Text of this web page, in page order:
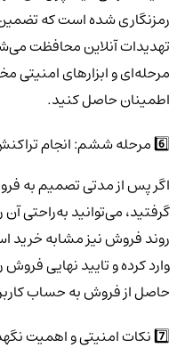
رمزنگاری شده است که تضمین
تهدیدات آنلاین محافظت
مرحله‌ای و ابزارهای امنیتی
اطمینان حاصل کنید.
6️⃣ مرحله ششم: انجام تراکنش و فروش انیمه کوین (ANIMECOIN)
گرفتید، می‌توانید به‌راحتی
روند فروش نیز مشابه خرید
وارد کرده و تایید نهایی فروش
حاصل از فروش به حساب
7️⃣ نکات امنیتی و اهمیت نگهداری ارز در کیف پول من